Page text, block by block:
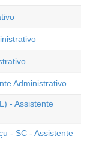
Administrativo
- Assistente
- SC - Assistente